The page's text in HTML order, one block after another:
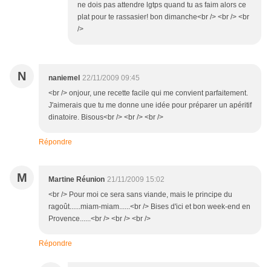
ne dois pas attendre lgtps quand tu as faim alors ce
plat pour te rassasier! bon dimanche<br /> <br /> <br
/>
N naniemel 22/11/2009 09:45
<br /> onjour, une recette facile qui me convient parfaitement.
J'aimerais que tu me donne une idée pour préparer un apéritif
dinatoire. Bisous<br /> <br /> <br />
Répondre
M Martine Réunion 21/11/2009 15:02
<br /> Pour moi ce sera sans viande, mais le principe du
ragoût......miam-miam......<br /> Bises d'ici et bon week-end en
Provence......<br /> <br /> <br />
Répondre